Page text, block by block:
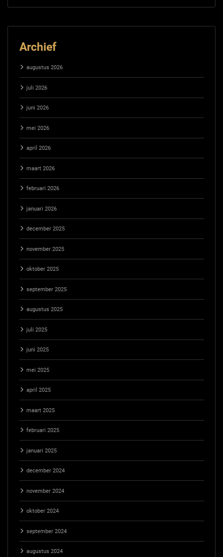
Archief
augustus 2026
juli 2026
juni 2026
mei 2026
april 2026
maart 2026
februari 2026
januari 2026
december 2025
november 2025
oktober 2025
september 2025
augustus 2025
juli 2025
juni 2025
mei 2025
april 2025
maart 2025
februari 2025
januari 2025
december 2024
november 2024
oktober 2024
september 2024
augustus 2024